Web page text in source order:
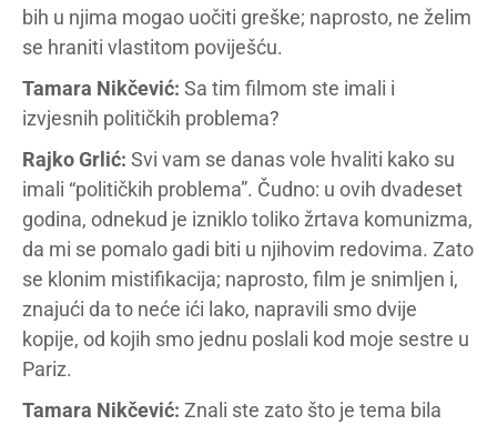
bih u njima mogao uočiti greške; naprosto, ne želim
se hraniti vlastitom poviješću.
Tamara Nikčević: Sa tim filmom ste imali i
izvjesnih političkih problema?
Rajko Grlić: Svi vam se danas vole hvaliti kako su
imali “političkih problema”. Čudno: u ovih dvadeset
godina, odnekud je izniklo toliko žrtava komunizma,
da mi se pomalo gadi biti u njihovim redovima. Zato
se klonim mistifikacija; naprosto, film je snimljen i,
znajući da to neće ići lako, napravili smo dvije
kopije, od kojih smo jednu poslali kod moje sestre u
Pariz.
Tamara Nikčević: Znali ste zato što je tema bila